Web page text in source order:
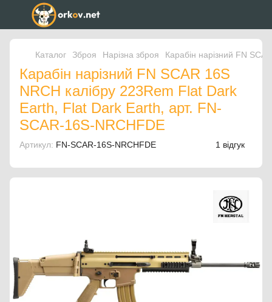
Каталог Зброя Нарізна зброя Карабін нарізний FN
Карабін нарізний FN SCAR 16S
NRCH калібру 223Rem Flat Dark
Earth, Flat Dark Earth, арт. FN-
SCAR-16S-NRCHFDE
Артикул: FN-SCAR-16S-NRCHFDE 1 відгук